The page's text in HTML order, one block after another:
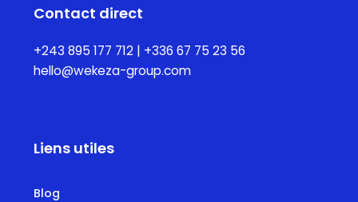
Contact direct
+243 895 177 712 | +336 67 75 23 56
hello@wekeza-group.com
Liens utiles
Blog